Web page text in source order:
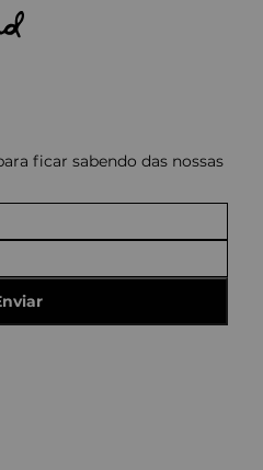
ficar sabendo das nossas